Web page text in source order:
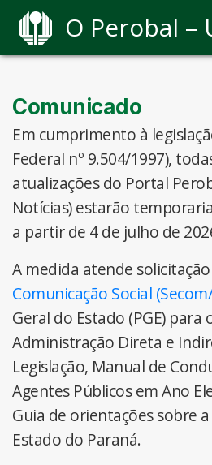
O Perobal –
Comunicado
Em cumprimento à
Federal nº 9.504/1997),
atualizações do Portal
Notícias) estarão
a partir de 4 de julho de
A medida atende
Comunicação Social
Geral do Estado (PGE) para
Administração Direta e
Legislação, Manual de
Agentes Públicos em Ano
Guia de orientações sobre
Estado do Paraná.